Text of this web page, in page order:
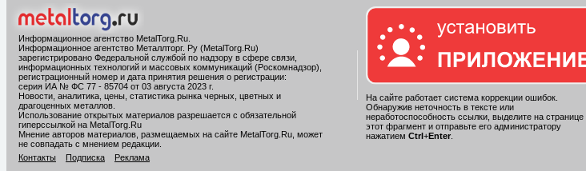
Информационное агентство MetalTorg.Ru
Информационное агентство Металлторг. Ру (MetalTorg.Ru)
зарегистрировано Федеральной службой по надзору в сфере связи,
информационных технологий и массовых коммуникаций (Роскомнадзор),
регистрационный номер и дата принятия решения о регистрации:
серия ИА № ФС 77 - 85704 от 03 августа 2023 г.
Новости, аналитика, цены, статистика рынка черных, цветных и
драгоценных металлов.
Использование открытых материалов разрешается с обязательной
гиперссылкой на MetalTorg.Ru
Мнение авторов материалов, размещаемых на сайте MetalTorg.Ru, может
не совпадать с мнением редакции.
Контакты
Подписка Реклама
На сайте работает система коррекции ошибок.
Обнаружив неточность в тексте или
неработоспособность ссылки, выделите на странице
этот фрагмент и отправьте его администратору
нажатием Ctrl +Enter.